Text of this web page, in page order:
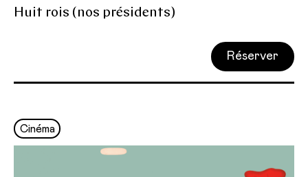
Huit rois (nos présidents)
Réserver
Cinéma